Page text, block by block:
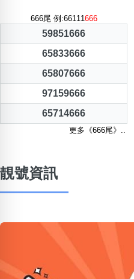
666尾 例:66111666
59851666
65833666
65807666
97159666
65714666
更多《666尾》..
靚號資訊